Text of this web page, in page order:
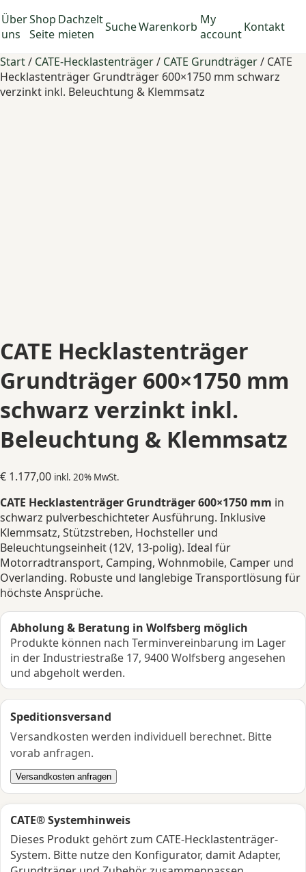
Über
uns
Shop
Seite
Dachzelt
mieten
SucheWarenkorb My
account Kontakt
Start/ CATE-Hecklastenträger/ CATE Grundträger/ CATE
Hecklastenträger Grundträger 600×1750 mm schwarz
verzinkt inkl. Beleuchtung & Klemmsatz
CATE Hecklastenträger
Grundträger 600×1750 mm
schwarz verzinkt inkl.
Beleuchtung & Klemmsatz
€ 1.177,00 inkl. 20% MwSt.
CATE Hecklastenträger Grundträger 600×1750 mm in
schwarz pulverbeschichteter Ausführung. Inklusive
Klemmsatz, Stützstreben, Hochsteller und
Beleuchtungseinheit (12V, 13-polig). Ideal für
Motorradtransport, Camping, Wohnmobile, Camper und
Overlanding. Robuste und langlebige Transportlösung für
höchste Ansprüche.
Abholung & Beratung in Wolfsberg möglich
Produkte können nach Terminvereinbarung im Lager
in der Industriestraße 17, 9400 Wolfsberg angesehen
und abgeholt werden.
Speditionsversand
Versandkosten werden individuell berechnet. Bitte
vorab anfragen.
Versandkosten anfragen
CATE® Systemhinweis
Dieses Produkt gehört zum CATE-Hecklastenträger-
System. Bitte nutze den Konfigurator, damit Adapter,